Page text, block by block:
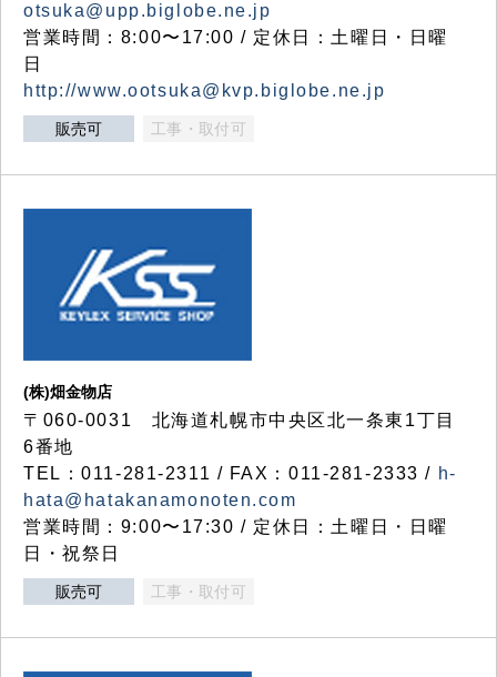
otsuka@upp.biglobe.ne.jp
営業時間：8:00〜17:00 / 定休日：土曜日・日曜
日
http://www.ootsuka@kvp.biglobe.ne.jp
販売可 工事・取付可
(株)畑金物店
〒060-0031 北海道札幌市中央区北一条東1丁目
6番地
TEL：011-281-2311 / FAX：011-281-2333 / h-
hata@hatakanamonoten.com
営業時間：9:00〜17:30 / 定休日：土曜日・日曜
日・祝祭日
販売可 工事・取付可